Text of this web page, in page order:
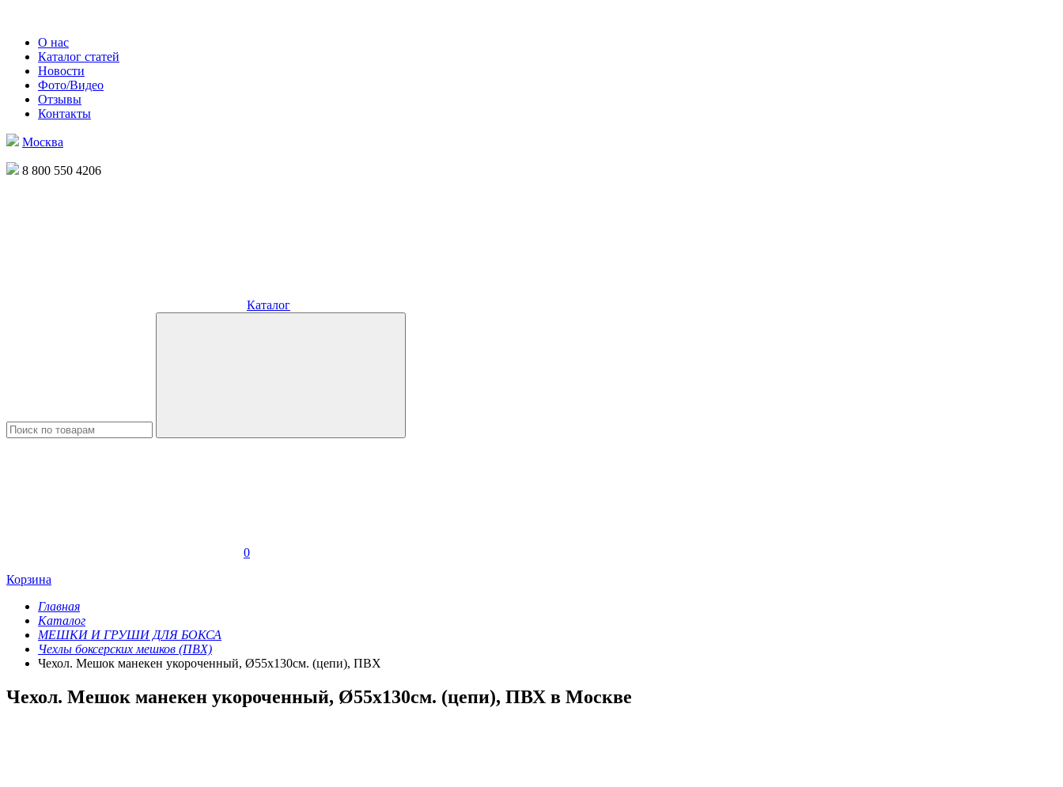
О нас
Каталог статей
Новости
Фото/Видео
Отзывы
Контакты
Москва
8 800 550 4206
Каталог
0
Корзина
Главная
Каталог
МЕШКИ И ГРУШИ ДЛЯ БОКСА
Чехлы боксерских мешков (ПВХ)
Чехол. Мешок манекен укороченный, Ø55х130см. (цепи), ПВХ
Чехол. Мешок манекен укороченный, Ø55х130см. (цепи), ПВХ в Москве